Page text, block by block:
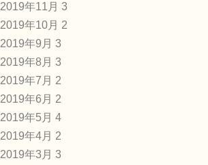
2019年11月 3
2019年10月 2
2019年9月 3
2019年8月 3
2019年7月 2
2019年6月 2
2019年5月 4
2019年4月 2
2019年3月 3